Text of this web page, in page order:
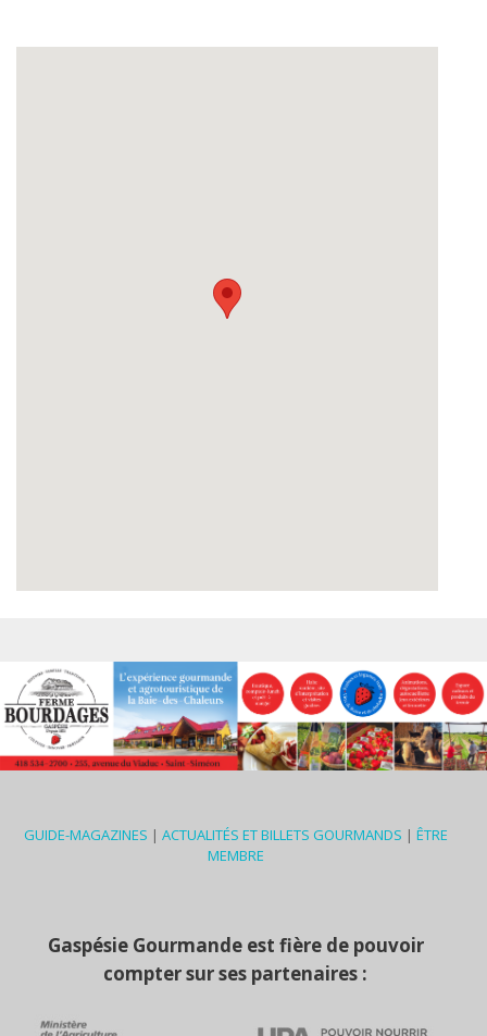
GUIDE-MAGAZINES | ACTUALITÉS ET BILLETS GOURMANDS | ÊTRE
MEMBRE
Gaspésie Gourmande est fière de pouvoir
compter sur ses partenaires :